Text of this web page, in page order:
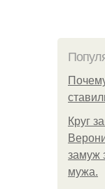
Круг
замуж
мужа.